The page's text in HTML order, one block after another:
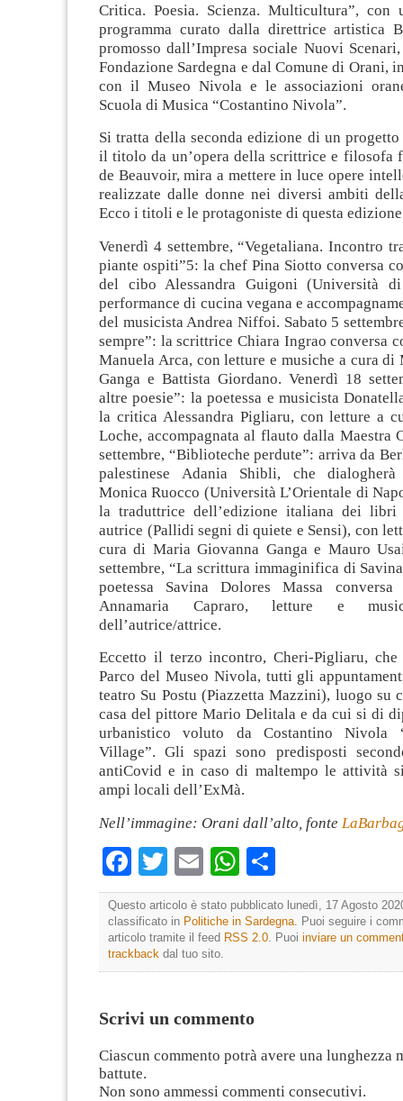
Critica. Poesia. Scienza. Multicultura”, con
programma curato dalla direttrice artistica
promosso dall’Impresa sociale Nuovi
Fondazione Sardegna e dal Comune di Orani,
con il Museo Nivola e le associazioni
Scuola di Musica “Costantino Nivola”.
Si tratta della seconda edizione di un progetto
il titolo da un’opera della scrittrice e filosofa
de Beauvoir, mira a mettere in luce opere
realizzate dalle donne nei diversi ambiti
Ecco i titoli e le protagoniste di questa
Venerdì 4 settembre, “Vegetaliana. Incontro
piante ospiti”5: la chef Pina Siotto conversa
del cibo Alessandra Guigoni (Università
performance di cucina vegana e
del musicista Andrea Niffoi. Sabato 5
sempre”: la scrittrice Chiara Ingrao conversa
Manuela Arca, con letture e musiche a cura di
Ganga e Battista Giordano. Venerdì 18
altre poesie”: la poetessa e musicista
la critica Alessandra Pigliaru, con letture a
Loche, accompagnata al flauto dalla Maestra
settembre, “Biblioteche perdute”: arriva da
palestinese Adania Shibli, che dialogherà
Monica Ruocco (Università L’Orientale di
la traduttrice dell’edizione italiana dei libri
autrice (Pallidi segni di quiete e Sensi), con
cura di Maria Giovanna Ganga e Mauro
settembre, “La scrittura immaginifica di
poetessa Savina Dolores Massa
Annamaria Capraro, letture e
dell’autrice/attrice.
Eccetto il terzo incontro, Cheri-Pigliaru,
Parco del Museo Nivola, tutti gli
teatro Su Postu (Piazzetta Mazzini), luogo su
casa del pittore Mario Delitala e da cui si di
urbanistico voluto da Costantino Nivola
Village”. Gli spazi sono predisposti
antiCovid e in caso di maltempo le attività
ampi locali dell’ExMà.
Nell’immagine: Orani dall’alto, fonte
Facebook
TwitterEmailWhatsApp
Questo articolo è stato pubblicato lunedì, 17 Agosto
classificato in Politiche in Sardegna . Puoi seguire i
articolo tramite il feed RSS 2.0 . Puoi inviare un
trackback dal tuo sito.
Scrivi un commento
Ciascun commento potrà avere una lunghezza
battute.
Non sono ammessi commenti consecutivi.